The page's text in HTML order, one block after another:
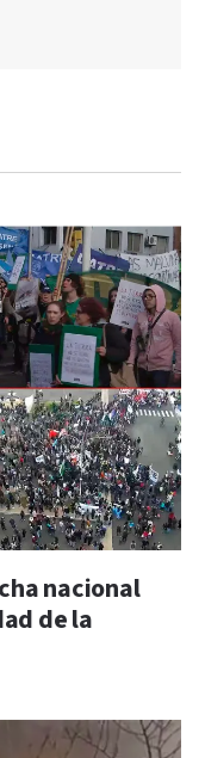
nacional
de la